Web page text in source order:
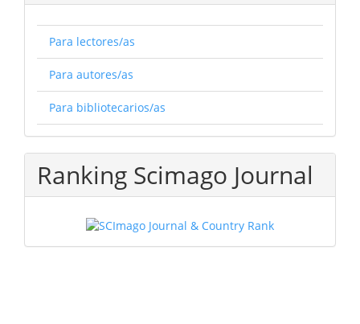
Para lectores/as
Para autores/as
Para bibliotecarios/as
Ranking Scimago Journal